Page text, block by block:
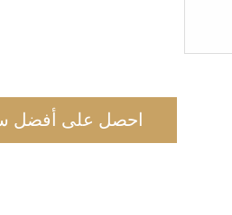
احصل على أفضل